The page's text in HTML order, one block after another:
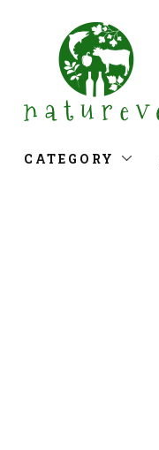
CATEGORY